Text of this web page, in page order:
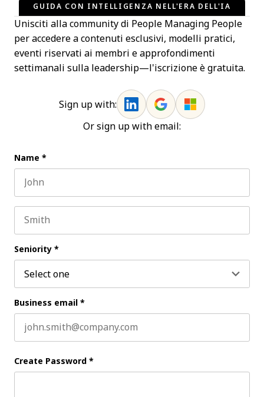
GUIDA CON INTELLIGENZA NELL'ERA DELL'IA
Unisciti alla community di People Managing People
per accedere a contenuti esclusivi, modelli pratici,
eventi riservati ai membri e approfondimenti
settimanali sulla leadership—l'iscrizione è gratuita.
Sign up with:
Or sign up with email:
Name *
Seniority *
Business email *
Create Password *